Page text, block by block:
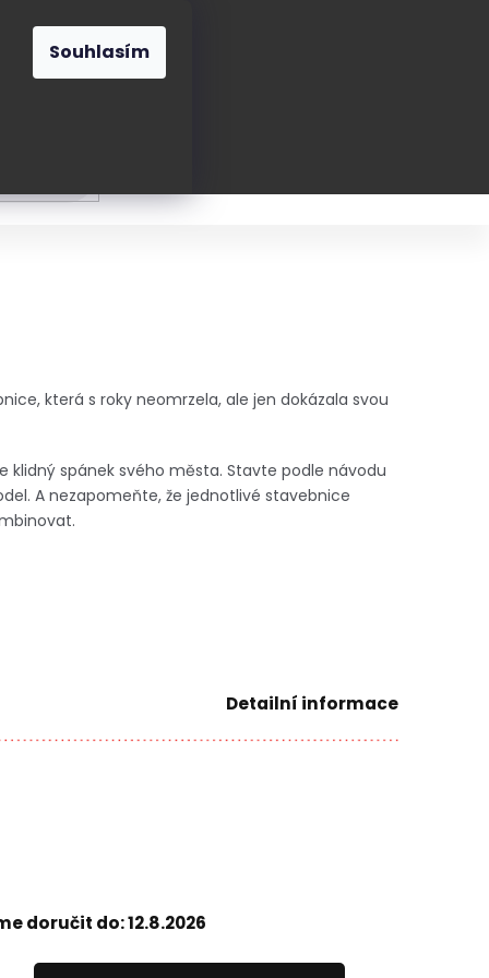
Souhlasím
doručit do:12.8.2026
která s roky neomrzela, ale jen dokázala svou
klidný spánek svého města. Stavte podle návodu
A nezapomeňte, že jednotlivé stavebnice
Detailní informace